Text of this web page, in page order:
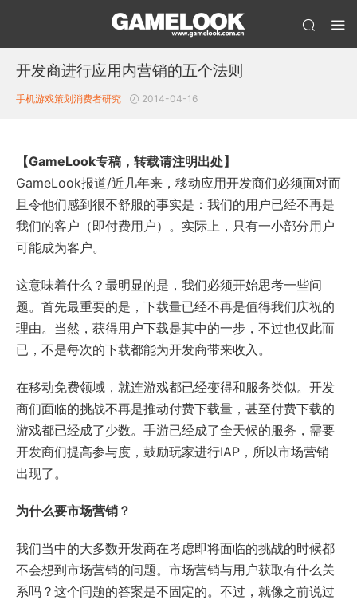
开发商进行应用内营销的五个法则
手机游戏策划消费者研究 2014-04-16
【GameLook专稿，转载请注明出处】
GameLook报道/近几年来，移动应用开发商们必须面对而
且令他们感到很不舒服的事实是：我们的用户已经不再是
我们的客户（即付费用户）。实际上，只有一小部分用户
可能成为客户。
这意味着什么？最明显的是，我们必须开始思考一些问
题。首先最重要的是，下载量已经不再是值得我们庆祝的
理由。当然，获得用户下载是其中的一步，不过也仅此而
已，不是每次的下载都能为开发商带来收入。
在移动免费领域，就连游戏都已经变得和服务类似。开发
商们面临的挑战不再是推动付费下载量，甚至付费下载的
游戏都已经成了少数。手游已经成了全天候的服务，需要
开发商们提高参与度，鼓励玩家进行IAP，所以市场营销
出现了。
为什么要市场营销？
我们当中的大多数开发商在考虑即将面临的挑战的时候都
不会想到市场营销的问题。市场营销与用户获取有什么关
系吗？这个问题的答案是不固定的。不过，就像之前说过